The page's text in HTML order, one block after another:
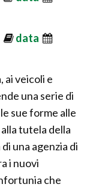
data
ai veicoli e
una serie di
sue forme alle
tutela della
una agenzia di
i nuovi
che